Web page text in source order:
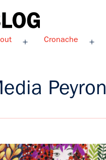
Apri
Cronache
Apri
Peyron